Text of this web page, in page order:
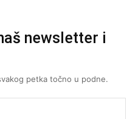
newsletter i
petka točno u podne.